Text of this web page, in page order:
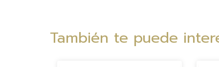
También te puede